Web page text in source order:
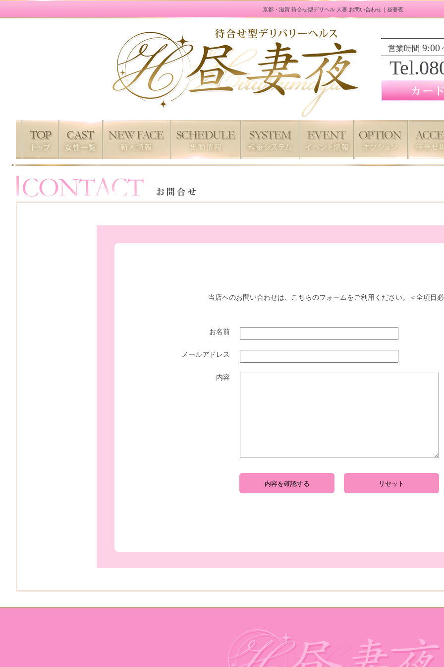
京都・滋賀 待合せ型デリヘル 人妻 お問い合わせ｜昼妻夜
営業時間 9:00
当店へのお問い合わせは、こちらのフォームをご利用ください。＜全項目
お名前
メールアドレス
内容